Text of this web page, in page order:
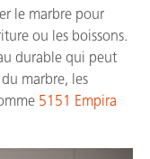
le marbre pour
ou les boissons.
durable qui peut
marbre, les
5151 Empira